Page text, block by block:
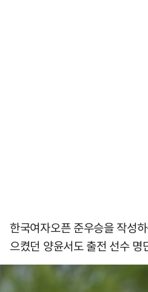
한국여자오픈 준우승을 작성
으켰던 양윤서도 출전 선수 명